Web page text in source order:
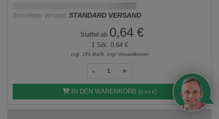
Schnellster Versand: STANDARD VERSAND
Staffel ab 0,64 €
1 Stk. 0,64 €
zzgl. 19% MwSt, zzgl. Versandkosten
- +
IN DEN WARENKORB (0,64 €)